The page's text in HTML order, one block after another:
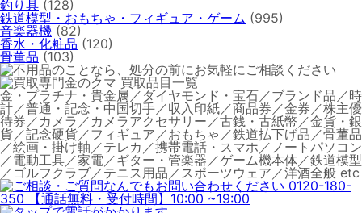
釣り具 (128)
鉄道模型・おもちゃ・フィギュア・ゲーム (995)
音楽器機 (82)
香水・化粧品 (120)
骨董品 (103)
金・プラチナ・貴金属／ダイヤモンド・宝石／ブランド品／時
計／普通・記念・中国切手／収入印紙／商品券／金券／株主優
待券／カメラ／カメラアクセサリー／古銭・古紙幣／金貨・銀
貨／記念硬貨／フィギュア／おもちゃ／鉄道払下げ品／骨董品
／絵画・掛け軸／テレカ／携帯電話・スマホ／ノートパソコン
／電動工具／家電／ギター・管楽器／ゲーム機本体／鉄道模型
／ゴルフクラブ／テニス用品／スポーツウェア／洋酒全般 etc